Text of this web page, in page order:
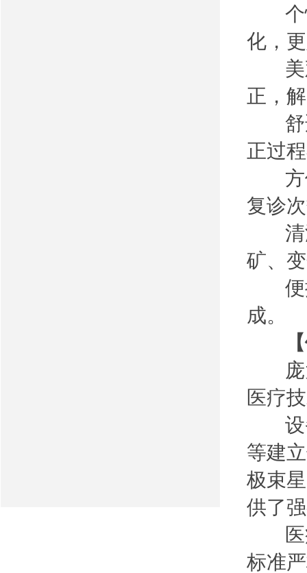
个性
化，
美观
正，
舒适
正过
方便
复诊
清洁
矿、
便捷
成。
庞大
医疗
设备
等建
极束
供了
医疗
标准